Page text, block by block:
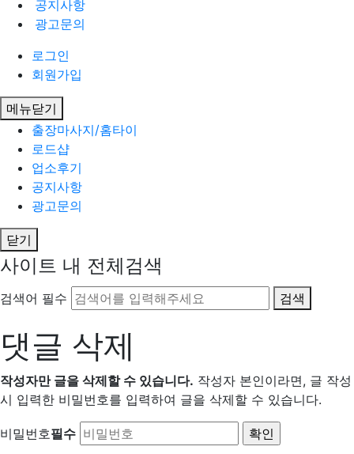
공지사항
광고문의
로그인
회원가입
메뉴닫기
출장마사지/홈타이
로드샵
업소후기
공지사항
광고문의
닫기
사이트 내 전체검색
검색어 필수 검색
댓글 삭제
작성자만 글을 삭제할 수 있습니다. 작성자 본인이라면, 글 작성
시 입력한 비밀번호를 입력하여 글을 삭제할 수 있습니다.
비밀번호필수